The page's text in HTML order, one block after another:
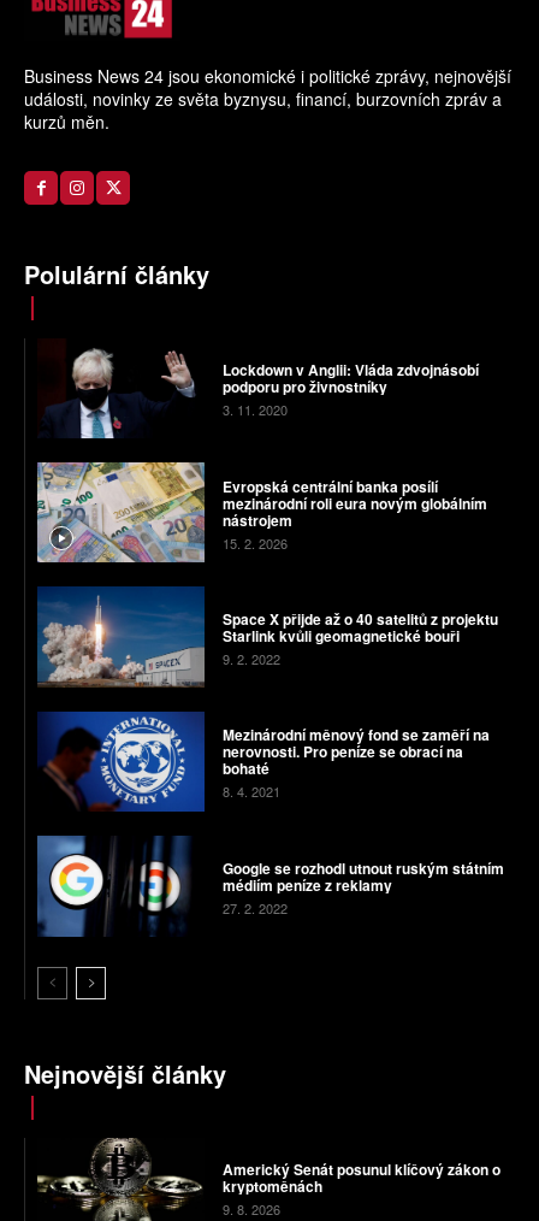
Business News 24 jsou ekonomické i politické zprávy, nejnovější
události, novinky ze světa byznysu, financí, burzovních zpráv a
kurzů měn.
Polulární články
Lockdown v Anglii: Vláda zdvojnásobí
podporu pro živnostníky
3. 11. 2020
Evropská centrální banka posílí
mezinárodní roli eura novým globálním
nástrojem
15. 2. 2026
Space X přijde až o 40 satelitů z projektu
Starlink kvůli geomagnetické bouři
9. 2. 2022
Mezinárodní měnový fond se zaměří na
nerovnosti. Pro peníze se obrací na
bohaté
8. 4. 2021
Google se rozhodl utnout ruským státním
médiím peníze z reklamy
27. 2. 2022
Nejnovější články
Americký Senát posunul klíčový zákon o
kryptoměnách
9. 8. 2026